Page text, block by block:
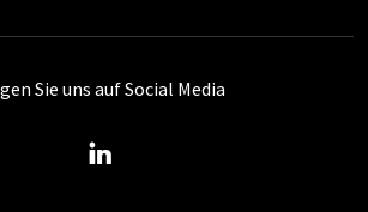
Sie uns auf Social Media